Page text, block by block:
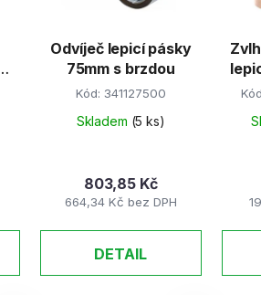
Odvíječ lepicí pásky
75mm s brzdou
Kód: 341127500
Skladem (5 ks)
664,34 Kč bez DPH
803,85 Kč
DETAIL